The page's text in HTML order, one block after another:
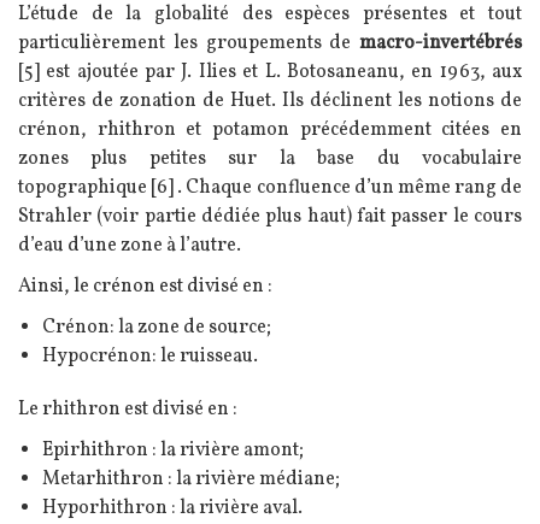
L’étude de la globalité des espèces présentes et tout
particulièrement les groupements de macro-invertébrés
[5] est ajoutée par J. Ilies et L. Botosaneanu, en 1963, aux
critères de zonation de Huet. Ils déclinent les notions de
crénon, rhithron et potamon précédemment citées en
zones plus petites sur la base du vocabulaire
topographique [6] . Chaque confluence d’un même rang de
Strahler (voir partie dédiée plus haut) fait passer le cours
d’eau d’une zone à l’autre.
Ainsi, le crénon est divisé en :
Crénon: la zone de source;
Hypocrénon: le ruisseau.
Le rhithron est divisé en :
Epirhithron : la rivière amont;
Metarhithron : la rivière médiane;
Hyporhithron : la rivière aval.